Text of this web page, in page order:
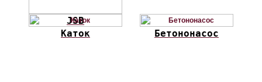
JSB
Каток Бетононасос